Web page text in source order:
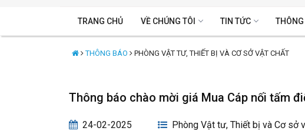
TRANG CHỦ VỀ CHÚNG TÔI TIN TỨC THÔNG
THÔNG BÁO PHÒNG VẬT TƯ, THIẾT BỊ VÀ CƠ SỞ VẬT CHẤT
Thông báo chào mời giá Mua Cáp nối tấm
24-02-2025 Phòng Vật tư, Thiết bị và Cơ sở